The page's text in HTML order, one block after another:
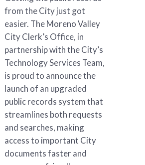
from the City just got
easier. The Moreno Valley
City Clerk’s Office, in
partnership with the City’s
Technology Services Team,
is proud to announce the
launch of an upgraded
public records system that
streamlines both requests
and searches, making
access to important City
documents faster and